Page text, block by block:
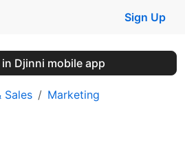
Sign Up
in Djinni mobile app
Sales Marketing